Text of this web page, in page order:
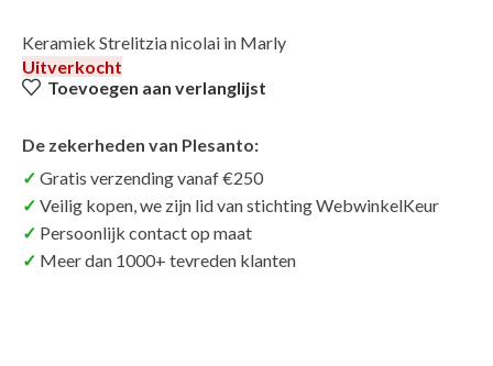
Keramiek Strelitzia nicolai in Marly
Uitverkocht
Toevoegen aan verlanglijst
De zekerheden van Plesanto:
Gratis verzending vanaf €250
Veilig kopen, we zijn lid van stichting WebwinkelKeur
Persoonlijk contact op maat
Meer dan 1000+ tevreden klanten